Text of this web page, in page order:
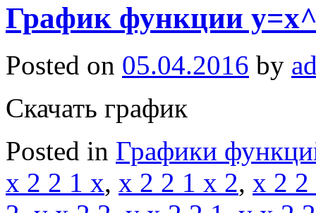
График функции
Posted on 05.04.2016 by
Скачать график
Posted in Графики
x 2 2 1 x, x 2 2 1 x 2, x 2